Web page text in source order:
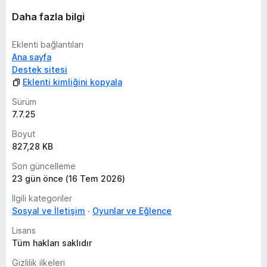
Daha fazla bilgi
Eklenti bağlantıları
Ana sayfa
Destek sitesi
Eklenti kimliğini kopyala
Sürüm
7.7.25
Boyut
827,28 KB
Son güncelleme
23 gün önce (16 Tem 2026)
İlgili kategoriler
Sosyal ve İletişim
Oyunlar ve Eğlence
Lisans
Tüm hakları saklıdır
Gizlilik ilkeleri